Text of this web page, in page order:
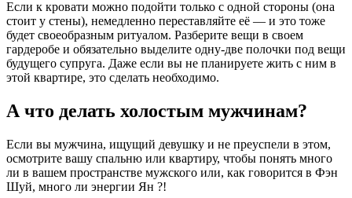
Если к кровати можно подойти только с одной стороны (она
стоит у стены), немедленно переставляйте её — и это тоже
будет своеобразным ритуалом. Разберите вещи в своем
гардеробе и обязательно выделите одну-две полочки под вещи
будущего супруга. Даже если вы не планируете жить с ним в
этой квартире, это сделать необходимо.
А что делать холостым мужчинам?
Если вы мужчина, ищущий девушку и не преуспели в этом,
осмотрите вашу спальню или квартиру, чтобы понять много
ли в вашем пространстве мужского или, как говорится в Фэн
Шуй, много ли энергии Ян ?!